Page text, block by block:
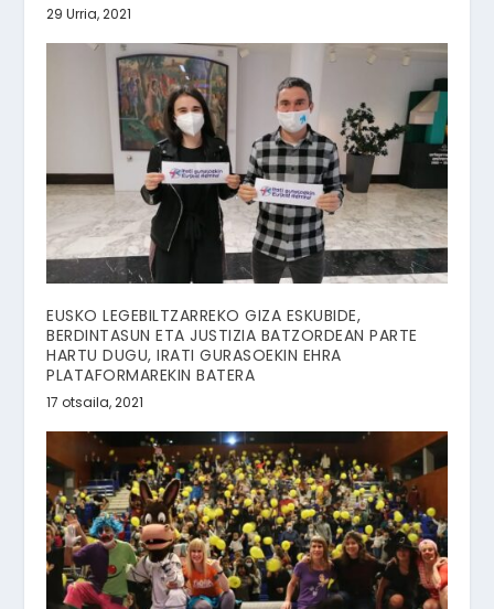
29 Urria, 2021
EUSKO LEGEBILTZARREKO GIZA ESKUBIDE,
BERDINTASUN ETA JUSTIZIA BATZORDEAN PARTE
HARTU DUGU, IRATI GURASOEKIN EHRA
PLATAFORMAREKIN BATERA
17 otsaila, 2021